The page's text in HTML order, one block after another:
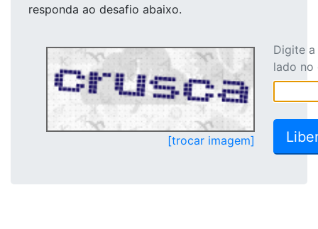
responda ao desafio abaixo.
[trocar imagem]
Digite
lado no